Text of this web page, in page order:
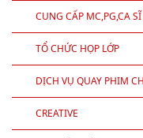
CUNG CẤP MC,PG,CA
TỔ CHỨC HỌP LỚP
DỊCH VỤ QUAY PHIM
CREATIVE